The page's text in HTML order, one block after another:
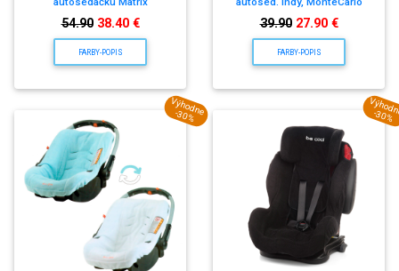
54.90 38.40 €
FARBY-POPIS
39.90 27.90 €
FARBY-POPIS
Výhodne
-30% -30%